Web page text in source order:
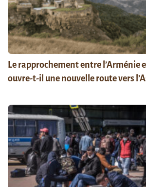
Le rapprochement entre l’Arménie
ouvre-t-il une nouvelle route vers